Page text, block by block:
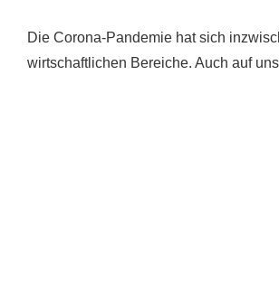
Die Corona-Pandemie hat sich
wirtschaftlichen Bereiche. Auch auf